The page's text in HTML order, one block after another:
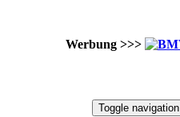
Werbung >>>
Toggle navigation